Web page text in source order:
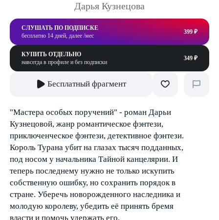
Дарья Кузнецова
СЛУШАТЬ ПО ПОДПИСКЕ
бесплатно 14 дней, далее /мес
399 ₽
КУПИТЬ ОТДЕЛЬНО
навсегда в профиле и без подписки
349 ₽
Бесплатный фрагмент
"Мастера особых поручений" - роман Дарьи
Кузнецовой, жанр романтическое фэнтези,
приключенческое фэнтези, детективное фэнтези.
Король Турана убит на глазах тысяч подданных,
под носом у начальника Тайной канцелярии. И
теперь последнему нужно не только искупить
собственную ошибку, но сохранить порядок в
стране. Уберечь новорожденного наследника и
молодую королеву, убедить её принять бремя
власти и помочь удержать его.